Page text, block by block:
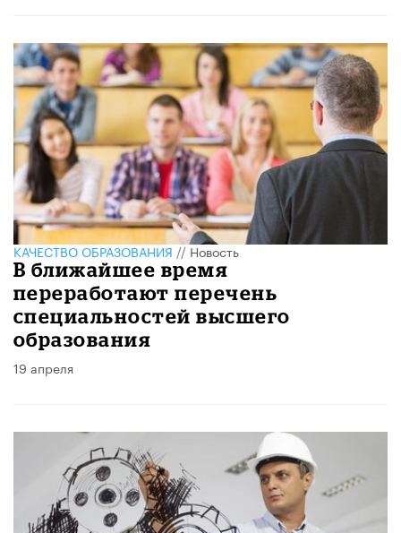
КАЧЕСТВО ОБРАЗОВАНИЯ//Новость
В ближайшее время
переработают перечень
специальностей высшего
образования
19 апреля